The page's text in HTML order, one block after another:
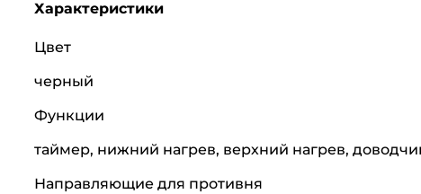
Характеристики
Цвет
черный
Функции
таймер, нижний нагрев, верхний нагрев,
Направляющие для противня